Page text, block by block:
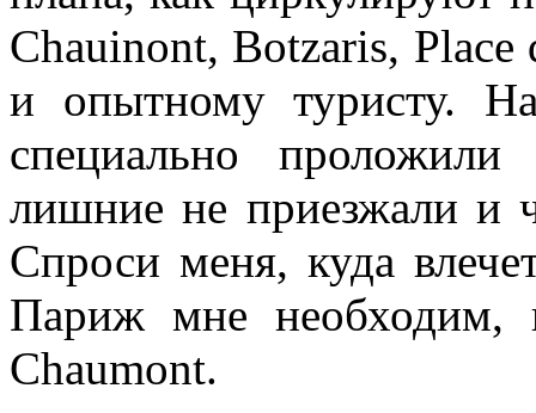
Chauinont, Botzaris, Place
и опытному туристу.
специально
лишние не приезжали и
Спроси меня, куда
Париж мне необходим,
Chaumont.